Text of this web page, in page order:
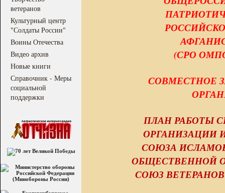
ветеранов
Культурный центр
"Солдаты России"
Воины Отечества
Видео архив
Новые книги
Справочник - Меры
социальной
поддержки
(СРО
СОВМЕСТНОЕ
ПЛАН РАБОТЫ
ОРГАНИЗАЦИИ
СОЮЗА
ОБЩЕСТВЕННОЙ
СОЮЗ ВЕТЕРАНОВ